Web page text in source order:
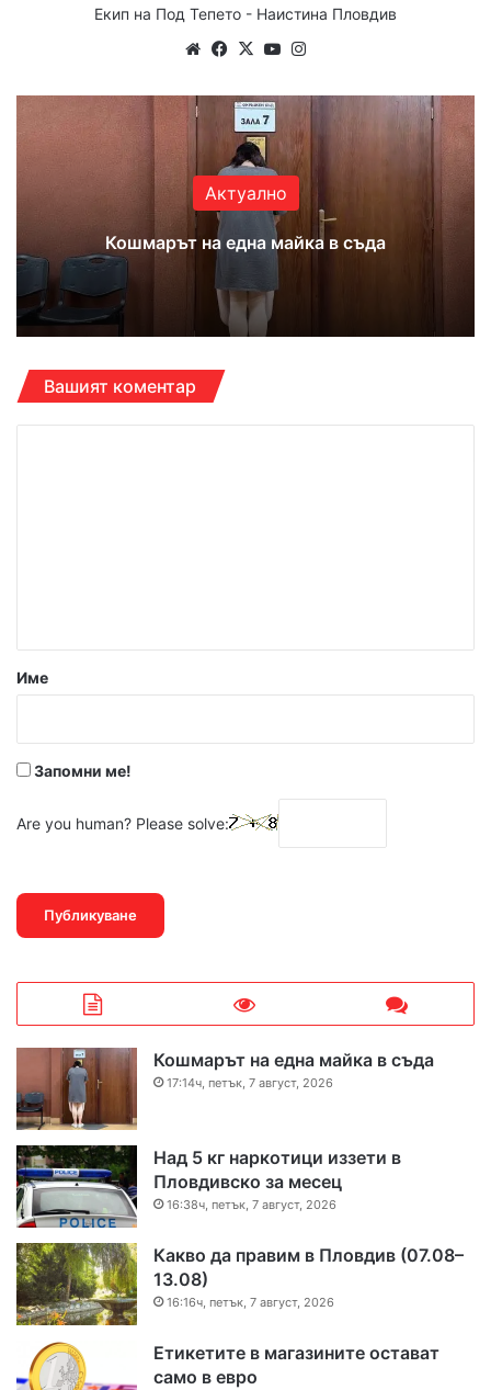
Екип на Под Тепето - Наистина Пловдив
WebsiteFacebook
X YouTube
Актуално
Кошмарът на една майка в съда
Вашият коментар
р
Име
Запомни ме!
Are you human? Please solve:
Кошмарът на една майка в съда
17:14ч, петък, 7 август, 2026
Над 5 кг наркотици иззети в
Пловдивско за месец
16:38ч, петък, 7 август, 2026
Какво да правим в Пловдив (07.08–
13.08)
16:16ч, петък, 7 август, 2026
Етикетите в магазините остават
само в евро